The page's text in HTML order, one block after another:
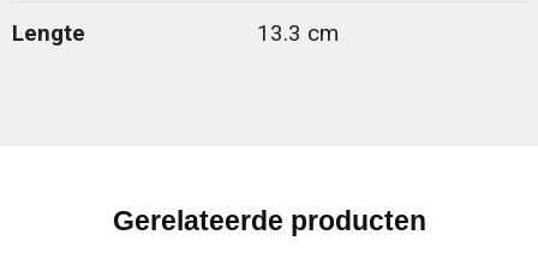
Lengte 13.3 cm
Gerelateerde producten